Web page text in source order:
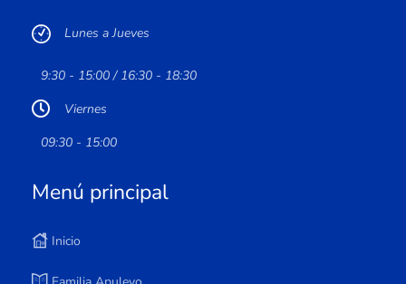
Lunes a Jueves
9:30 - 15:00 / 16:30 - 18:30
Viernes
09:30 - 15:00
Menú principal
Inicio